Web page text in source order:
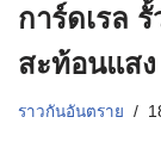
การ์ดเรล
สะท้อนแส
ราวกันอันตราย